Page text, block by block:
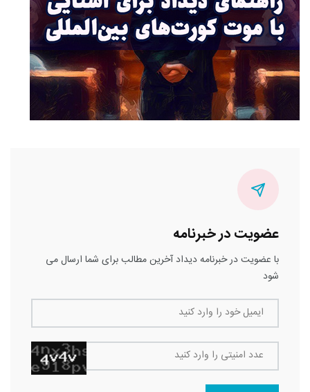
عضویت در خبرنامه
با عضویت در خبرنامه دیداد آخرین مطالب برای شما ارسال می
شود
ایمیل خود را وارد کنید
عدد امنیتی را وارد کنید